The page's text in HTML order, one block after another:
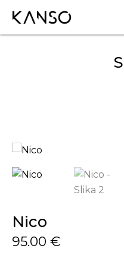
Nico
95.00 €